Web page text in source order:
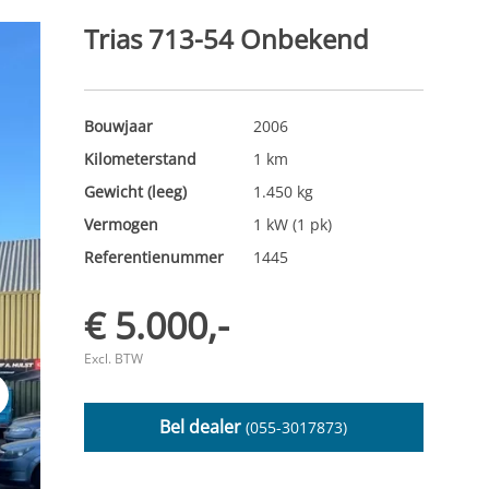
Trias 713-54 Onbekend
Bouwjaar
2006
Kilometerstand
1 km
Gewicht (leeg)
1.450 kg
Vermogen
1 kW (1 pk)
Referentienummer
1445
€ 5.000,-
Excl. BTW
Bel dealer(055-3017873)